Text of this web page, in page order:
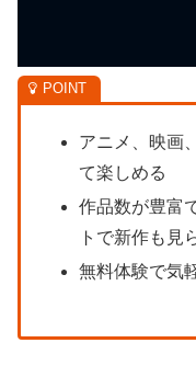
アニメ、映画
て楽しめる
作品数が豊富
トで新作も見
無料体験で気